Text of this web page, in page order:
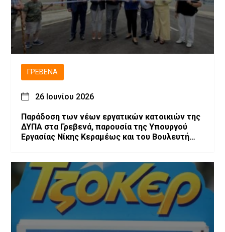
ΓΡΕΒΕΝΆ
26 Ιουνίου 2026
Παράδοση των νέων εργατικών κατοικιών της
ΔΥΠΑ στα Γρεβενά, παρουσία της Υπουργού
Εργασίας Νίκης Κεραμέως και του Βουλευτή